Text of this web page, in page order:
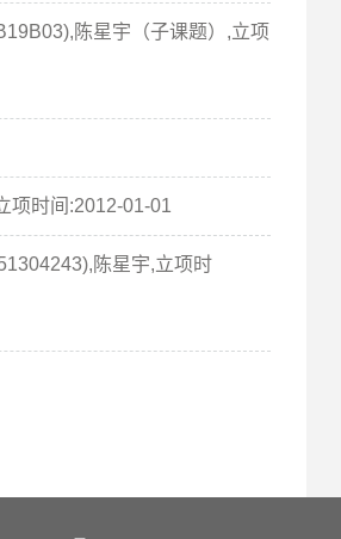
陈星宇（子课题）,立项
项时间:2012-01-01
陈星宇,立项时